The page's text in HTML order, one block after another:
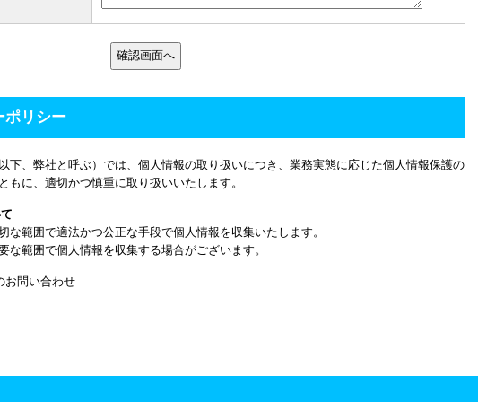
ポリシー
下、弊社と呼ぶ）では、個人情報の取り扱いにつき、業務実態に応じた個人情報保護の
もに、適切かつ慎重に取り扱いいたします。
な範囲で適法かつ公正な手段で個人情報を収集いたします。
な範囲で個人情報を収集する場合がございます。
お問い合わせ